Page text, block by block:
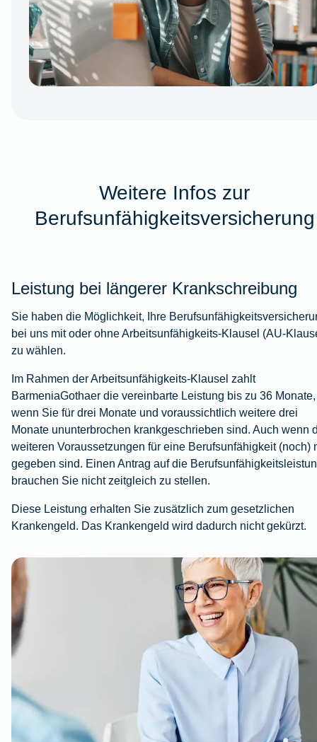
Weitere Infos zur
Berufsunfähigkeitsversicherung
Leistung bei längerer Krankschreibung
Sie haben die Möglichkeit, Ihre
bei uns mit oder ohne Arbeitsunfähigkeits-Klausel (AU-
zu wählen.
Im Rahmen der Arbeitsunfähigkeits-Klausel zahlt
BarmeniaGothaer die vereinbarte Leistung bis zu 36 Monate,
wenn Sie für drei Monate und voraussichtlich weitere drei
Monate ununterbrochen krankgeschrieben sind. Auch wenn
weiteren Voraussetzungen für eine Berufsunfähigkeit (noch)
gegeben sind. Einen Antrag auf die
brauchen Sie nicht zeitgleich zu stellen.
Diese Leistung erhalten Sie zusätzlich zum gesetzlichen
Krankengeld. Das Krankengeld wird dadurch nicht gekürzt.